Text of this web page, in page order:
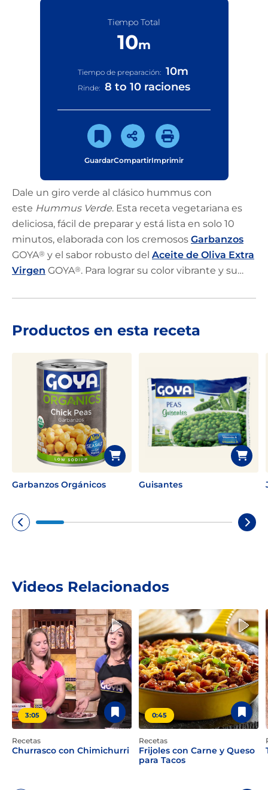
Dale un giro verde al clásico hummus con
este Hummus Verde. Esta receta vegetariana es
deliciosa, fácil de preparar y está lista en solo 10
minutos, elaborada con los cremosos Garbanzos
GOYA® y el sabor robusto del Aceite de Oliva Extra
Virgen GOYA®. Para lograr su color vibrante y su
albahaca, y termina sazonando con especias y un
Tiempo Total
10m
Tiempo de preparación: 10m
Rinde: 8 to 10 raciones
GuardarCompartirImprimir
Productos en esta receta
Garbanzos Orgánicos Guisantes
Videos Relacionados
3:05
Recetas
Churrasco con Chimichurri
0:45
Recetas
Frijoles con Carne y Queso
para Tacos